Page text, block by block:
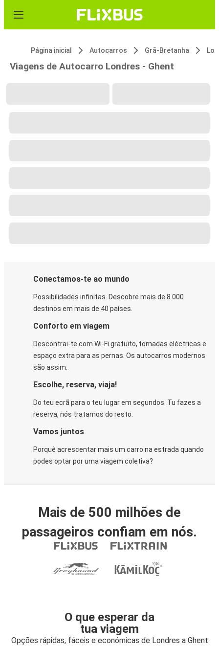
Página inicial Autocarros Grã-Bretanha
Viagens de Autocarro Londres - Ghent
Conectamos-te ao mundo
Possibilidades infinitas. Descobre mais de 8 000
destinos em mais de 40 países.
Conforto em viagem
Descontrai-te com Wi-Fi gratuito, tomadas eléctricas e
espaço extra para as pernas. Os autocarros modernos
são assim.
Escolhe, reserva, viaja!
Do teu ecrã para o teu lugar em segundos. Tu fazes a
reserva, nós tratamos do resto.
Vamos juntos
Porquê acrescentar mais um carro na estrada quando
podes optar por uma viagem coletiva?
Mais de 500 milhões de
passageiros confiam em nós.
O que esperar da
tua viagem
Opções rápidas, fáceis e económicas de Londres a Ghent